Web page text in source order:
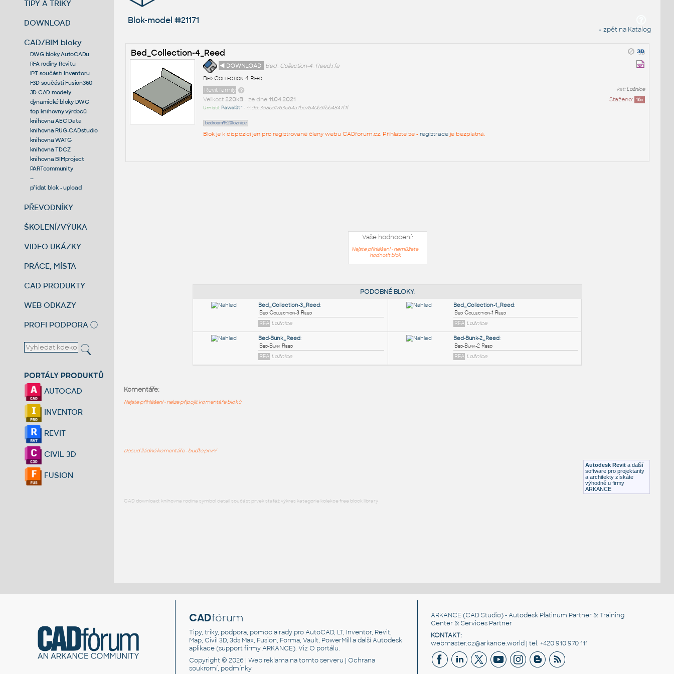
TIPY A TRIKY
DOWNLOAD
CAD/BIM bloky
DWG bloky AutoCADu
RFA rodiny Revitu
IPT součásti Inventoru
F3D součásti Fusion360
3D CAD modely
dynamické bloky DWG
top knihovny výrobců
knihovna AEC Data
knihovna RUG-CADstudio
knihovna WATG
knihovna TDCZ
knihovna BIMproject
PARTcommunity
--
přidat blok - upload
PŘEVODNÍKY
ŠKOLENÍ/VÝUKA
VIDEO UKÁZKY
PRÁCE, MÍSTA
CAD PRODUKTY
WEB ODKAZY
PROFI PODPORA ⓘ
PORTÁLY PRODUKTŮ
AUTOCAD
INVENTOR
REVIT
CIVIL 3D
FUSION
Blok-model #21171
« zpět na Katalog
Bed_Collection-4_Reed
◄ DOWNLOAD
Bed_Collection-4_Reed.rfa
Bed Collection-4 Reed
kat:Ložnice
Revit family
Staženo: 16x
Velikost 220kB• ze dne 11.04.2021
Umístil: PawelSt^ • md5: 358b51763e64a7be7640b9fbb4847f1f
bedroom%20loznice
Blok je k dispozici jen pro registrované členy webu CADforum.cz. Přihlaste se - registraceje bezplatná.
Vaše hodnocení:
Nejste přihlášeni - nemůžete
hodnotit blok
Autodesk Revit a další
software pro projektanty
a architekty získáte
výhodně u firmy
ARKANCE
Komentáře:
Nejste přihlášeni - nelze připojit komentáře bloků
Dosud žádné komentáře - buďte první
CAD download: knihovna rodina symbol detail součást prvek stafáž výkres kategorie kolekce free block library
CADfórum
Tipy, triky, podpora, pomoc a rady pro AutoCAD, LT, Inventor, Revit,
Map, Civil 3D, 3ds Max, Fusion, Forma, Vault, PowerMill a další Autodesk
aplikace (support firmy ARKANCE). VizO portálu.
Copyright © 2026 |Web reklama na tomto serveru |Ochrana
soukromí, podmínky
ARKANCE (CAD Studio) - Autodesk Platinum Partner & Training
Center & Services Partner
KONTAKT:
webmaster.cz@arkance.world | tel. +420 910 970 111